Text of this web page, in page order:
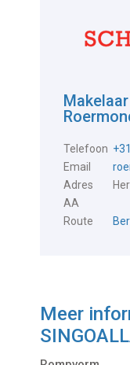
Telefoon
Email
Adres
AA
Route
Meer